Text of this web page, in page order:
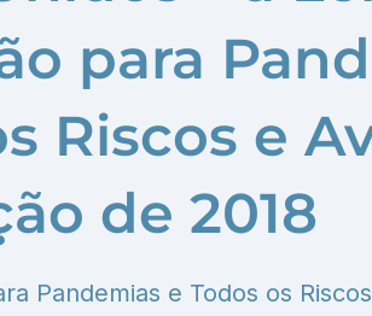
para
Riscos e
de 2018
Pandemias e Todos os